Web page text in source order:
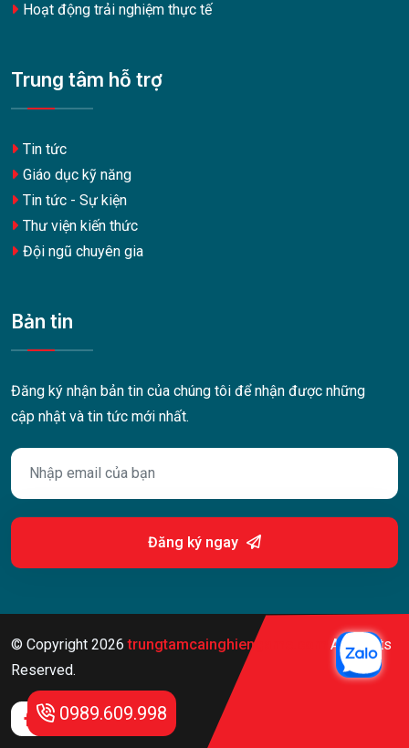
Hoạt động trải nghiệm thực tế
Trung tâm hỗ trợ
Tin tức
Giáo dục kỹ năng
Tin tức - Sự kiện
Thư viện kiến thức
Đội ngũ chuyên gia
Bản tin
Đăng ký nhận bản tin của chúng tôi để nhận được những
cập nhật và tin tức mới nhất.
Đăng ký ngay
© Copyright 2026 trungtamcainghiengame.com
All Rights
Reserved.
0989.609.998